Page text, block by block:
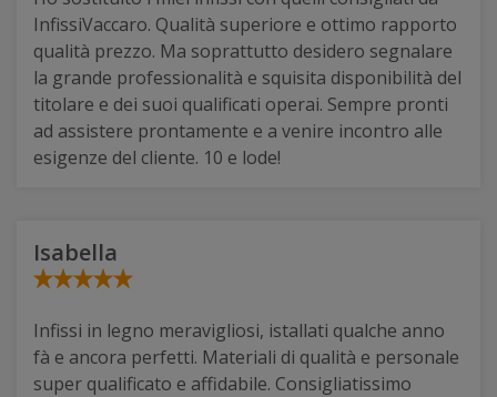
InfissiVaccaro. Qualità superiore e ottimo rapporto
qualità prezzo. Ma soprattutto desidero segnalare
la grande professionalità e squisita disponibilità del
titolare e dei suoi qualificati operai. Sempre pronti
ad assistere prontamente e a venire incontro alle
esigenze del cliente. 10 e lode!
Isabella
Infissi in legno meravigliosi, istallati qualche anno
fà e ancora perfetti. Materiali di qualità e personale
super qualificato e affidabile. Consigliatissimo